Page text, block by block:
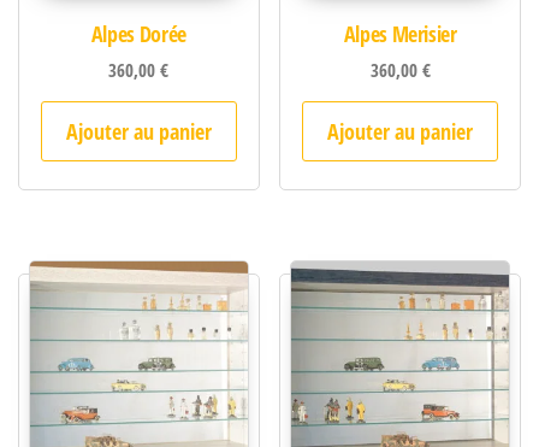
Alpes Dorée
360,00€
Ajouter au panier
Alpes Merisier
360,00€
Ajouter au panier